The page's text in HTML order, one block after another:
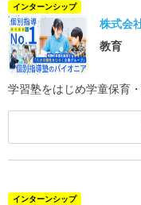
インターンシップ
株式会
教育
学習塾をはじめ学童保育
インターンシップ